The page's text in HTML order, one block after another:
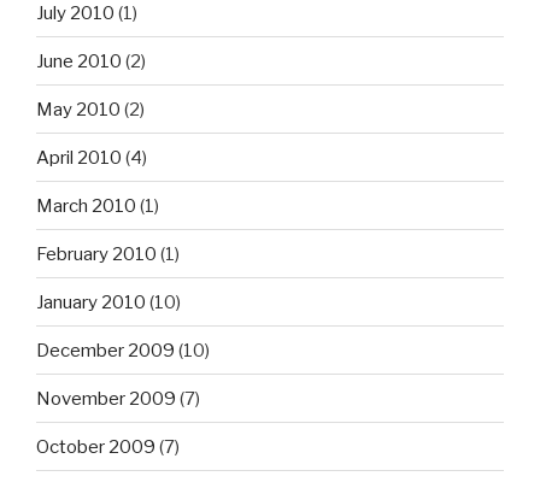
July 2010 (1)
June 2010 (2)
May 2010 (2)
April 2010 (4)
March 2010 (1)
February 2010 (1)
January 2010 (10)
December 2009 (10)
November 2009 (7)
October 2009 (7)